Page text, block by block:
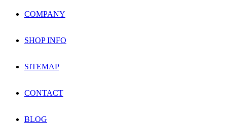
COMPANY
SHOP INFO
SITEMAP
CONTACT
BLOG